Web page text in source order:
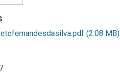
(2.08 MB)